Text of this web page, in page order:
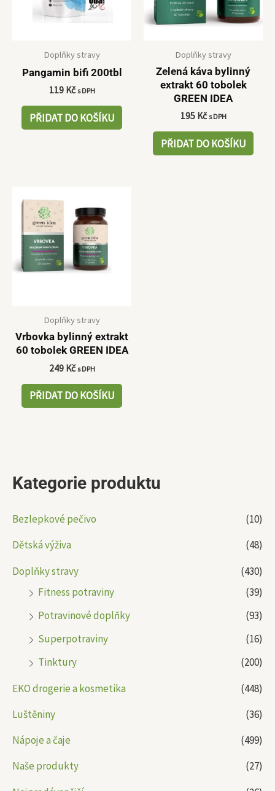
Kategorie produktu
Bezlepkové pečivo
(10)
Dětská výživa
(48)
Doplňky stravy
(430)
Fitness potraviny
(39)
Potravinové doplňky
(93)
Superpotraviny
(16)
Tinktury
(200)
EKO drogerie a kosmetika
(448)
Luštěniny
(36)
Nápoje a čaje
(499)
Naše produkty
(27)
Doplňky stravy
Pangamin bifi 200tbl
119 Kč s DPH
PŘIDAT DO KOŠÍKU
Doplňky stravy
Zelená káva bylinný
extrakt 60 tobolek
GREEN IDEA
195 Kč s DPH
PŘIDAT DO KOŠÍKU
Doplňky stravy
Vrbovka bylinný extrakt
60 tobolek GREEN IDEA
249 Kč s DPH
PŘIDAT DO KOŠÍKU